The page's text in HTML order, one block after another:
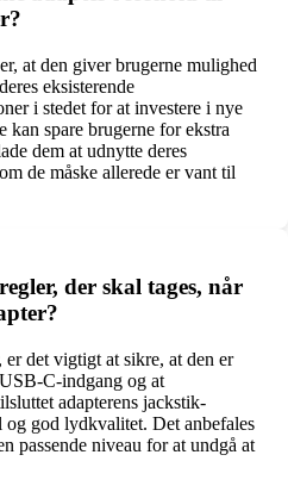
at den giver brugerne mulighed
eksisterende
i stedet for at investere i nye
kan spare brugerne for ekstra
dem at udnytte deres
de måske allerede er vant til
der skal tages, når
det vigtigt at sikre, at den er
C-indgang og at
adapterens jackstik-
og god lydkvalitet. Det anbefales
passende niveau for at undgå at